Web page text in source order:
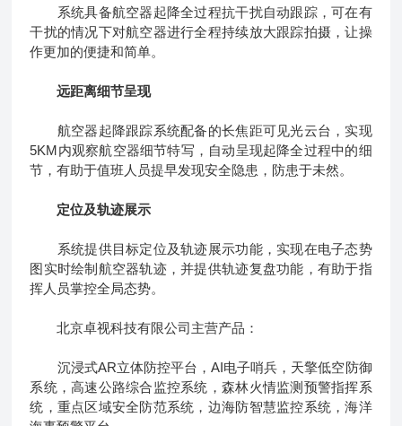
系统具备航空器起降全过程抗干扰自动跟踪，可在有
干扰的情况下对航空器进行全程持续放大跟踪拍摄，让操
作更加的便捷和简单。
远距离细节呈现
航空器起降跟踪系统配备的长焦距可见光云台，实现
5KM内观察航空器细节特写，自动呈现起降全过程中的细
节，有助于值班人员提早发现安全隐患，防患于未然。
定位及轨迹展示
系统提供目标定位及轨迹展示功能，实现在电子态势
图实时绘制航空器轨迹，并提供轨迹复盘功能，有助于指
挥人员掌控全局态势。
北京卓视科技有限公司主营产品：
沉浸式AR立体防控平台，AI电子哨兵，天擎低空防御
系统，高速公路综合监控系统，森林火情监测预警指挥系
统，重点区域安全防范系统，边海防智慧监控系统，海洋